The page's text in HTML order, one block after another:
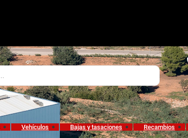
Vehículos Bajas y tasaciones Recambios